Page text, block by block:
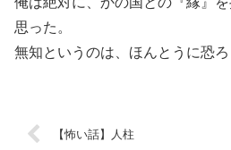
思った。
無知というのは、ほんとうに恐
【怖い話】人柱